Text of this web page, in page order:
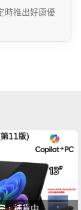
時推出好康優